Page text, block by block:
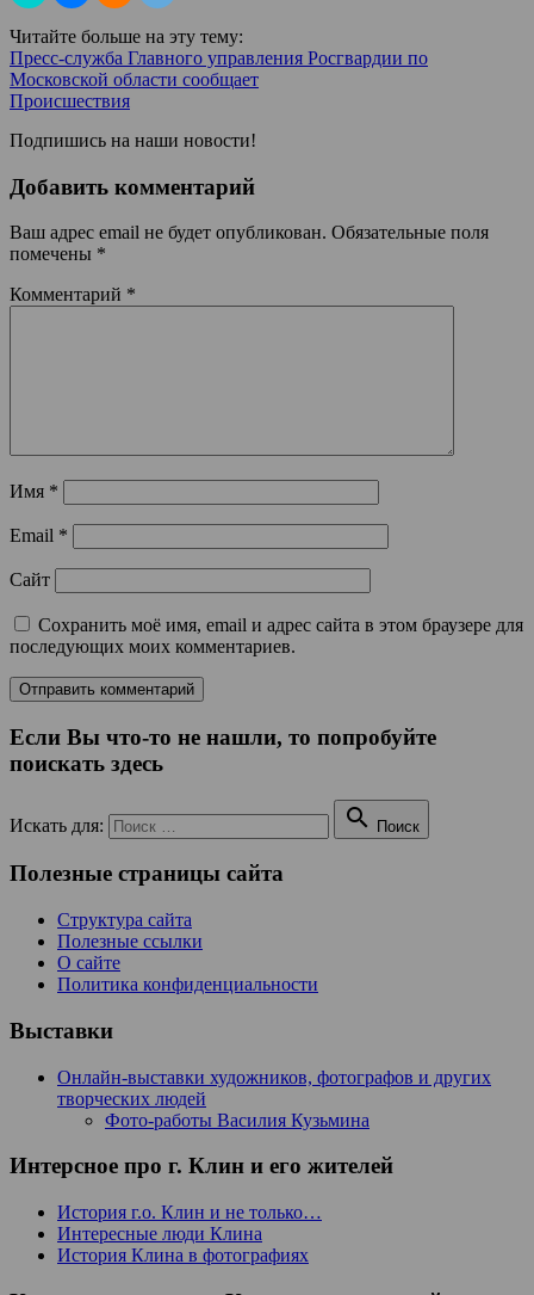
Читайте больше на эту тему:
Пресс-служба Главного управления Росгвардии по
Московской области сообщает
Происшествия
Подпишись на наши новости!
Добавить комментарий
Ваш адрес email не будет опубликован. Обязательные поля
помечены *
Комментарий *
Имя *
Email *
Сайт
Сохранить моё имя, email и адрес сайта в этом браузере для
последующих моих комментариев.
Если Вы что-то не нашли, то попробуйте
поискать здесь
Искать для:  Поиск
Полезные страницы сайта
Структура сайта
Полезные ссылки
О сайте
Политика конфиденциальности
Выставки
Онлайн-выставки художников, фотографов и других
творческих людей
Фото-работы Василия Кузьмина
Интерсное про г. Клин и его жителей
История г.о. Клин и не только…
Интересные люди Клина
История Клина в фотографиях